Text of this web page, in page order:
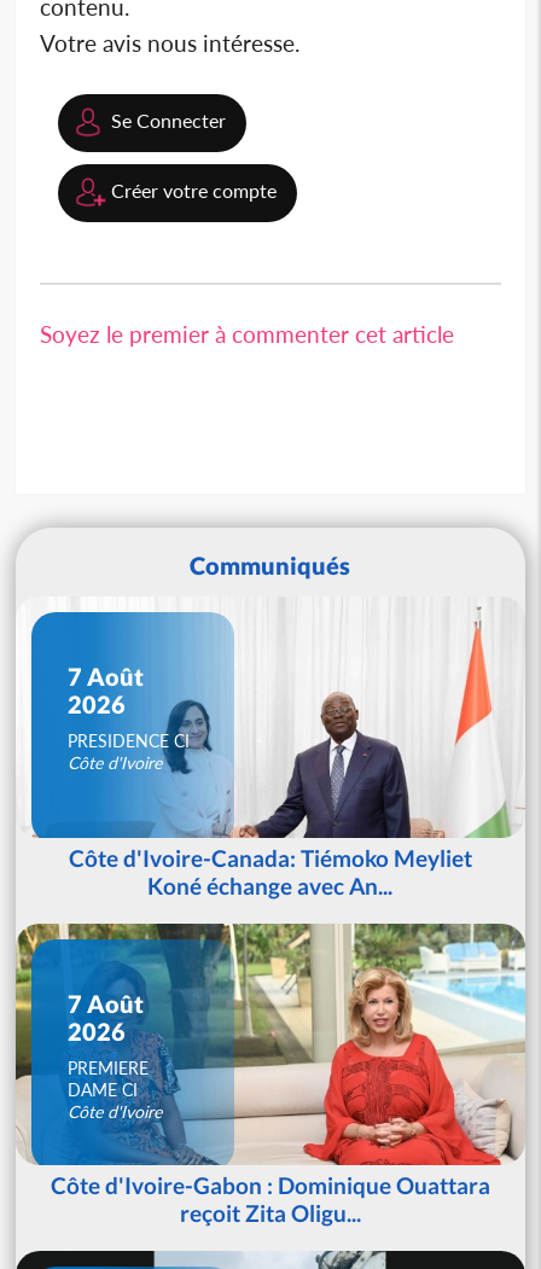
contenu.
Votre avis nous intéresse.
Se Connecter
Créer votre compte
Soyez le premier à commenter cet article
Communiqués
7 Août
2026
PRESIDENCE CI
Côte d'Ivoire
Côte d'Ivoire-Canada: Tiémoko Meyliet
Koné échange avec An...
7 Août
2026
PREMIERE
DAME CI
Côte d'Ivoire
Côte d'Ivoire-Gabon : Dominique Ouattara
reçoit Zita Oligu...